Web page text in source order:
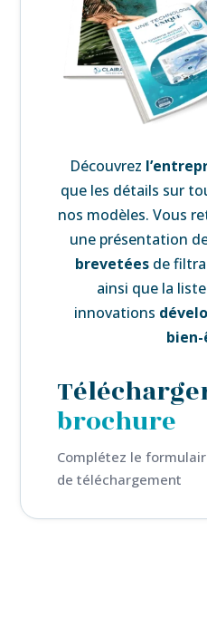
Découvrez l’
que les détails sur
nos modèles. Vous
une présentation
brevetéesde
ainsi que la
innovations
brochure
Complétez le
de téléchargement